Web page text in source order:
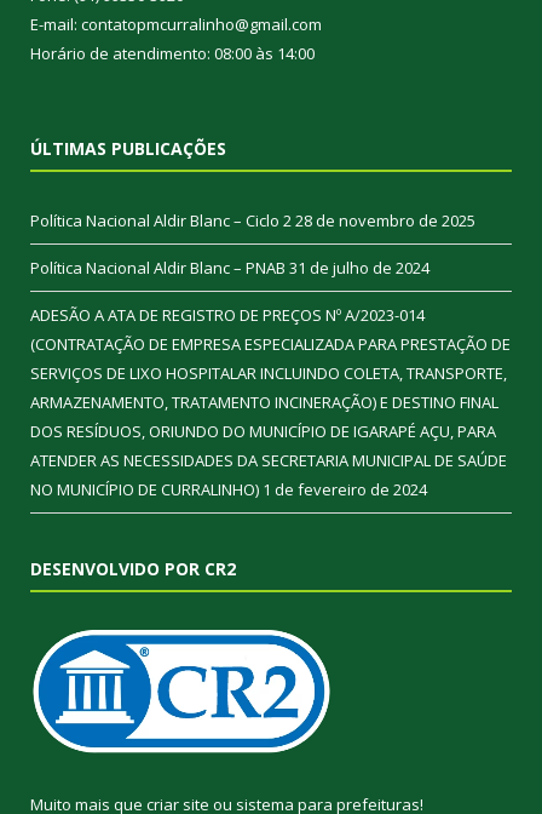
E-mail: contatopmcurralinho@gmail.com
Horário de atendimento: 08:00 às 14:00
ÚLTIMAS PUBLICAÇÕES
Política Nacional Aldir Blanc – Ciclo 2 28 de novembro de 2025
Política Nacional Aldir Blanc – PNAB 31 de julho de 2024
ADESÃO A ATA DE REGISTRO DE PREÇOS Nº A/2023-014
(CONTRATAÇÃO DE EMPRESA ESPECIALIZADA PARA PRESTAÇÃO DE
SERVIÇOS DE LIXO HOSPITALAR INCLUINDO COLETA, TRANSPORTE,
ARMAZENAMENTO, TRATAMENTO INCINERAÇÃO) E DESTINO FINAL
DOS RESÍDUOS, ORIUNDO DO MUNICÍPIO DE IGARAPÉ AÇU, PARA
ATENDER AS NECESSIDADES DA SECRETARIA MUNICIPAL DE SAÚDE
NO MUNICÍPIO DE CURRALINHO) 1 de fevereiro de 2024
DESENVOLVIDO POR CR2
Muito mais que criar site ou sistema para prefeituras!